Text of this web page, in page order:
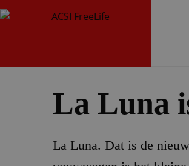
La Luna
La Luna. Dat is de